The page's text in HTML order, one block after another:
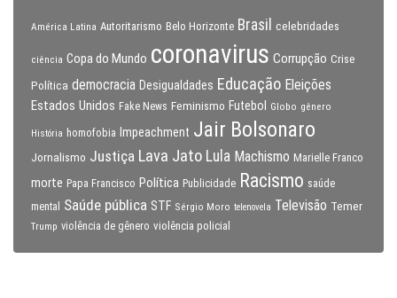
América Latina Autoritarismo Belo Horizonte Brasil celebridades
ciência Copa do Mundo coronavirus Corrupção Crise
Política democracia Desigualdades Educação Eleições
Estados Unidos Fake News Feminismo Futebol Globo gênero
História homofobia Impeachment Jair Bolsonaro
Jornalismo Justiça Lava Jato Lula Machismo Marielle Franco
morte Papa Francisco Política Publicidade Racismo saúde
mental
Saúde pública STF Sérgio Moro telenovela Televisão Temer
Trump violência de gênero violência policial